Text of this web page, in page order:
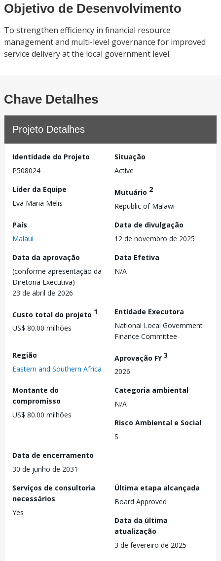
Objetivo de Desenvolvimento
To strengthen efficiency in financial resource
management and multi-level governance for improved
service delivery at the local government level.
Chave Detalhes
Projeto Detalhes
Identidade do Projeto
P508024
Situação
Active
Líder da Equipe
Eva Maria Melis
Mutuário 2
Republic of Malawi
País
Malaui
Data de divulgação
12 de novembro de 2025
Data da aprovação
(conforme apresentação da
Diretoria Executiva)
23 de abril de 2026
Data Efetiva
N/A
Custo total do projeto 1
US$ 80.00 milhões
Entidade Executora
National Local Government
Finance Committee
Região
Eastern and Southern Africa
Aprovação FY3
2026
Montante do
compromisso
US$ 80.00 milhões
Categoria ambiental
N/A
Risco Ambiental e Social
S
Data de encerramento
30 de junho de 2031
Serviços de consultoria
necessários
Yes
Última etapa alcançada
Board Approved
Data da última
atualização
3 de fevereiro de 2025